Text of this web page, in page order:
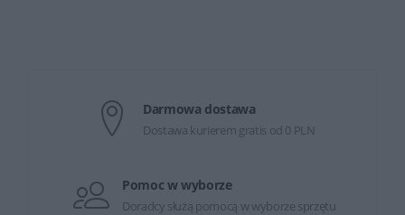
Darmowa dostawa
Dostawa kurierem gratis od 0 PLN
Pomoc w wyborze
Doradcy służą pomocą w wyborze sprzętu